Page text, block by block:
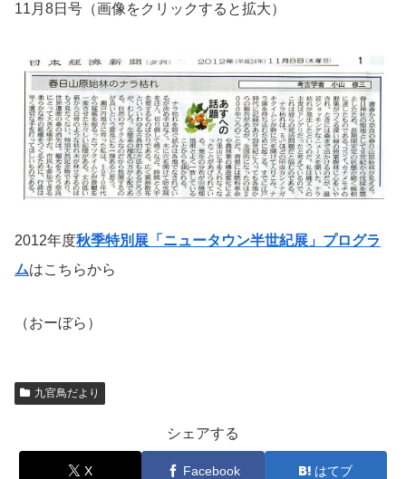
11月8日号（画像をクリックすると拡大）
2012年度秋季特別展「ニュータウン半世紀展」プログラ
ムはこちらから
（おーぼら）
九官鳥だより
シェアする
X Facebook はてブ